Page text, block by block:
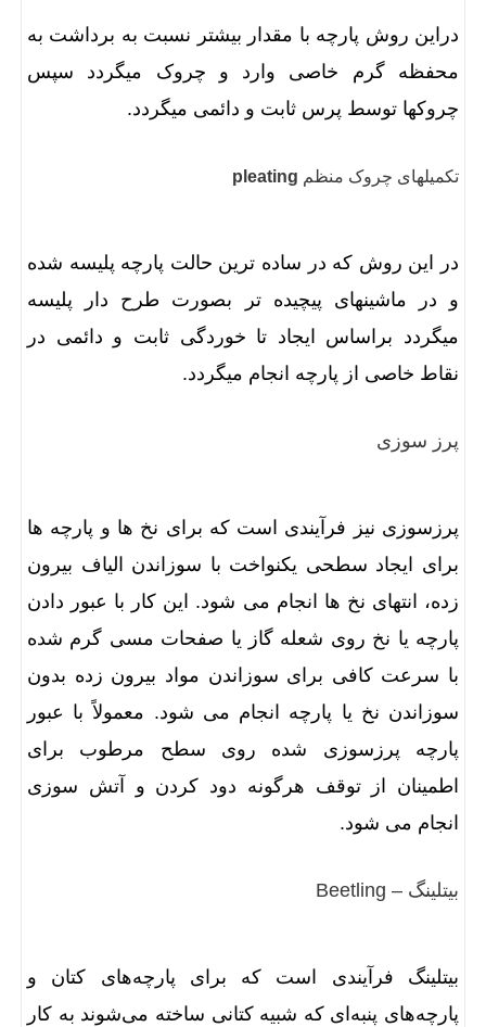
دراین روش پارچه با مقدار بیشتر نسبت به برداشت به
محفظه گرم خاصی وارد و چروک میگردد سپس
چروکها توسط پرس ثابت و دائمی میگردد.
تکمیلهای چروک منظم pleating
در این روش که در ساده ترین حالت پارچه پلیسه شده
و در ماشینهای پیچیده تر بصورت طرح دار پلیسه
میگردد براساس ایجاد تا خوردگی ثابت و دائمی در
نقاط خاصی از پارچه انجام میگردد.
پرز سوزی
پرزسوزی نیز فرآیندی است که برای نخ ها و پارچه ها
برای ایجاد سطحی یکنواخت با سوزاندن الیاف بیرون
زده، انتهای نخ ها انجام می شود. این کار با عبور دادن
پارچه یا نخ روی شعله گاز یا صفحات مسی گرم شده
با سرعت کافی برای سوزاندن مواد بیرون زده بدون
سوزاندن نخ یا پارچه انجام می شود. معمولاً با عبور
پارچه پرزسوزی شده روی سطح مرطوب برای
اطمینان از توقف هرگونه دود کردن و آتش سوزی
انجام می شود.
بیتلینگ – Beetling
بیتلینگ فرآیندی است که برای پارچه‌های کتان و
پارچه‌های پنبه‌ای که شبیه کتانی ساخته می‌شوند به کار